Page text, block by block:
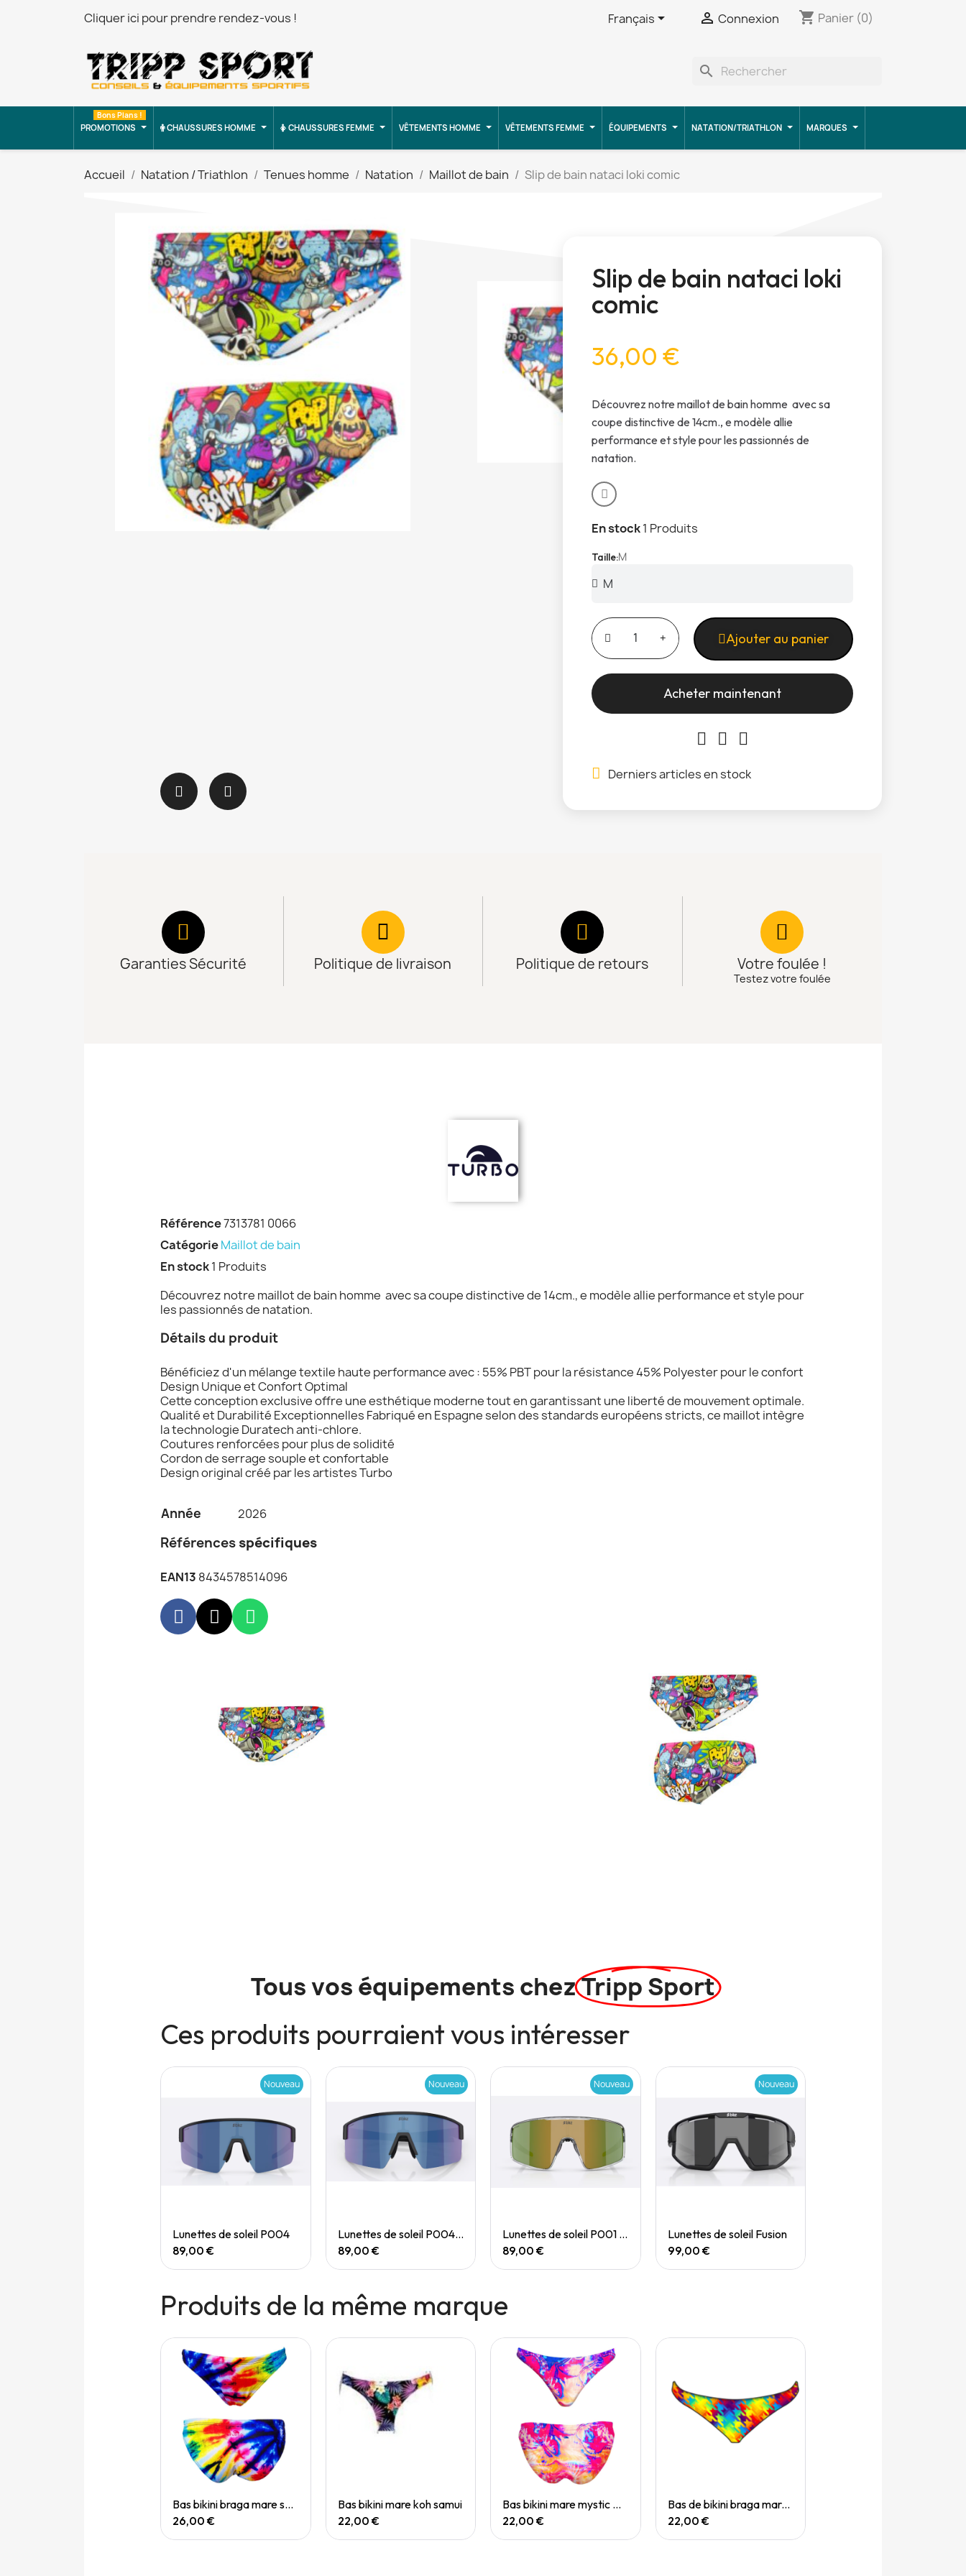
Cliquer ici pour prendre rendez-vous ! Français  Connexion shopping_cart Panier (0)
search
PROMOTIONS
Bons Plans !
CHAUSSURES HOMME CHAUSSURES FEMME VÊTEMENTS HOMME VÊTEMENTS FEMME ÉQUIPEMENTS NATATION/TRIATHLON MARQUES
Accueil Natation / Triathlon Tenues homme Natation Maillot de bain Slip de bain nataci loki comic
Slip de bain nataci loki
comic
36,00 €
Découvrez notre maillot de bain homme avec sa
coupe distinctive de 14cm., e modèle allie
performance et style pour les passionnés de
natation.
En stock1 Produits
Taille M
Ajouter au panier
Acheter maintenant
Derniers articles en stock
Garanties Sécurité Politique de livraison Politique de retours Votre foulée !
Testez votre foulée
Référence7313781 0066
CatégorieMaillot de bain
En stock1 Produits
Découvrez notre maillot de bain homme avec sa coupe distinctive de 14cm., e modèle allie performance et style pour
les passionnés de natation.
Détails du produit
Bénéficiez d'un mélange textile haute performance avec : 55% PBT pour la résistance 45% Polyester pour le confort
Design Unique et Confort Optimal
Cette conception exclusive offre une esthétique moderne tout en garantissant une liberté de mouvement optimale.
Qualité et Durabilité Exceptionnelles Fabriqué en Espagne selon des standards européens stricts, ce maillot intègre
la technologie Duratech anti-chlore.
Coutures renforcées pour plus de solidité
Cordon de serrage souple et confortable
Design original créé par les artistes Turbo
Année 2026
Références spécifiques
EAN13 8434578514096
Tous vos équipements chezTripp Sport
Ces produits pourraient vous intéresser
Quick View
Nouveau
Lunettes de soleil P004
89,00 €
Quick View
Nouveau
Lunettes de soleil P004 Small
89,00 €
Quick View
Nouveau
Lunettes de soleil P001 Small
89,00 €
Quick View
Nouveau
Lunettes de soleil Fusion
99,00 €
Produits de la même marque
Quick View
Bas bikini braga mare swirl
26,00 €
Quick View
Bas bikini mare koh samui
22,00 €
Quick View
Bas bikini mare mystic mirage
22,00 €
Quick View
Bas de bikini braga mare chevi rainbow
22,00 €